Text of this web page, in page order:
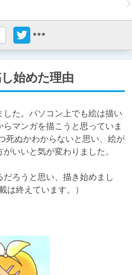
始めた理由
た。パソコン上でも絵は描い
マンガを描こうと思っていま
死ぬかわからないと思い、絵が
いいと気が変わりました。
ろうと思い、描き始めまし
は終えています。）